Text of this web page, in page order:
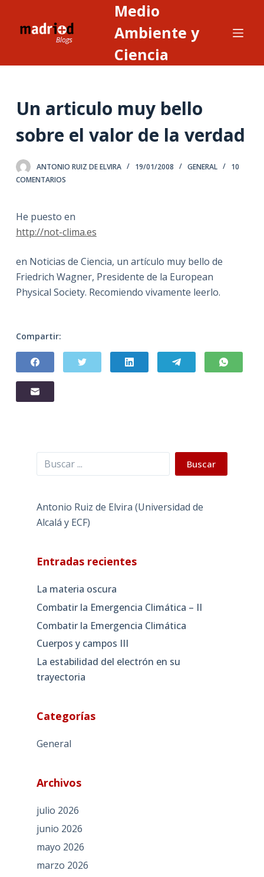
n
n
o
Medio
Ambiente y
Ciencia
Un articulo muy bello
sobre el valor de la verdad
ANTONIO RUIZ DE ELVIRA 19/01/2008 GENERAL
10
COMENTARIOS
He puesto en
http://not-clima.es
en Noticias de Ciencia, un artículo muy bello de
Friedrich Wagner, Presidente de la European
Physical Society. Recomiendo vivamente leerlo.
Compartir:
Buscar Buscar
Antonio Ruiz de Elvira (Universidad de
Alcalá y ECF)
Entradas recientes
La materia oscura
Combatir la Emergencia Climática – II
Combatir la Emergencia Climática
Cuerpos y campos III
La estabilidad del electrón en su
trayectoria
Categorías
General
Archivos
julio 2026
junio 2026
mayo 2026
marzo 2026